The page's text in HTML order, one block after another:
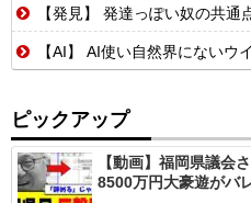
【発見】 発達っぽい奴の共通点
【AI】 AI使い自然界にないウイルス
ピックアップ
【動画】福岡県議会
8500万円大豪遊がバ